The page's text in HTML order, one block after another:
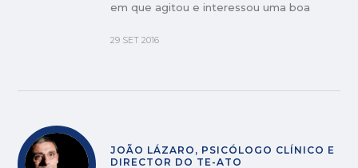
em que agitou e interessou uma boa
distrito de Leiria.
29 SET 2016
JOÃO LÁZARO, PSICÓLOGO CLÍNICO E
DIRECTOR DO TE-ATO